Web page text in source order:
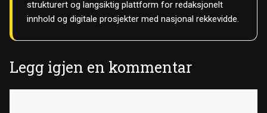
strukturert og langsiktig plattform for redaksjonelt
innhold og digitale prosjekter med nasjonal rekkevidde.
Legg igjen en kommentar